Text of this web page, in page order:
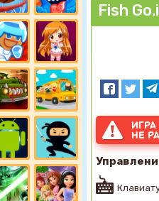
Fish
ИГРА
НЕ